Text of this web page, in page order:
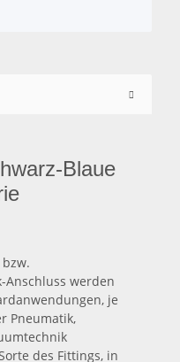
Blaue
Anschluss werden
je
Pneumatik,
des Fittings, in